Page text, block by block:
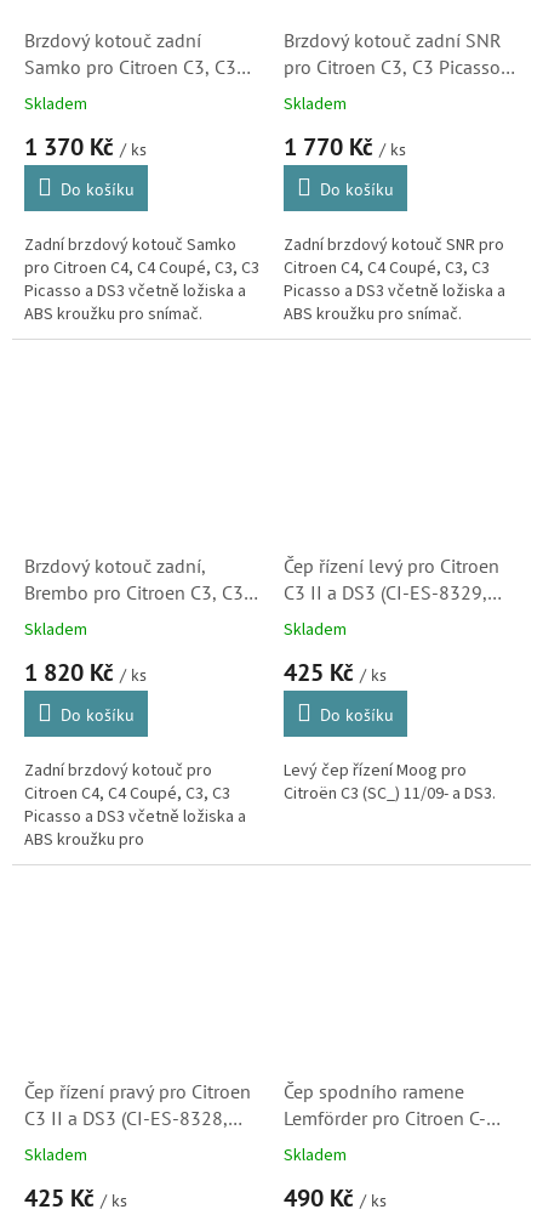
Brzdový kotouč zadní
Samko pro Citroen C3, C3
Picasso, C4 a DS3
424932)
Skladem
1 370 Kč / ks
Do košíku
Zadní brzdový kotouč Samko
pro Citroen C4, C4 Coupé, C3, C3
Picasso a DS3 včetně ložiska a
ABS kroužku pro snímač.
(Peugeot 207, 208, 2008, 307)
Brzdový kotouč zadní SNR
pro Citroen C3, C3 Picasso,
C4, DS3 (424919,
Skladem
1 770 Kč / ks
Do košíku
Zadní brzdový kotouč SNR pro
Citroen C4, C4 Coupé, C3, C3
Picasso a DS3 včetně ložiska a
ABS kroužku pro snímač.
(Peugeot 207, 208, 2008, 307)
Brzdový kotouč zadní,
Brembo pro Citroen C3, C3
Picasso, C4 a DS3 (424919,
Skladem
1 820 Kč / ks
Do košíku
Zadní brzdový kotouč pro
Citroen C4, C4 Coupé, C3, C3
Picasso a DS3 včetně ložiska a
ABS kroužku pro
snímač. (Peugeot 207, 208,
Čep řízení levý pro Citroen
C3 II a DS3 (CI-ES-8329,
381792)
Skladem
425 Kč / ks
Do košíku
Levý čep řízení Moog pro
Citroën C3 (SC_) 11/09- a DS3.
Čep řízení pravý pro Citroen
C3 II a DS3 (CI-ES-8328,
381791)
Skladem
425 Kč / ks
Čep spodního ramene
Lemförder pro Citroen C-
Elysee a C3 II, C3 III, C4
Skladem
490 Kč / ks